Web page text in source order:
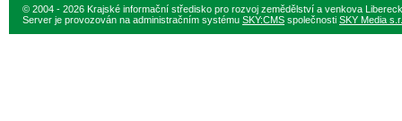
© 2004 - 2026 Krajské informační středisko pro rozvoj zemědělství a venkova
Server je provozován na administračním systému SKY:CMS společnosti SKY Media